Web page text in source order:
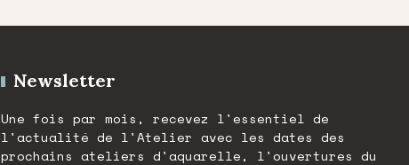
Newsletter
Une fois par mois, recevez l'essentiel de
l'actualité de l'Atelier avec les dates des
prochains ateliers d'aquarelle, l'ouvertures du